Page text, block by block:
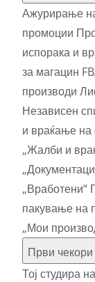
Ажурирање
промоции
испорака и
за магацин
производи
Независен
и враќање на
„Жалби и
„Вработени“
пакување на
„Мои
Први чекори
Тој студира